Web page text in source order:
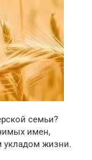
семьи?
имен,
укладом жизни.